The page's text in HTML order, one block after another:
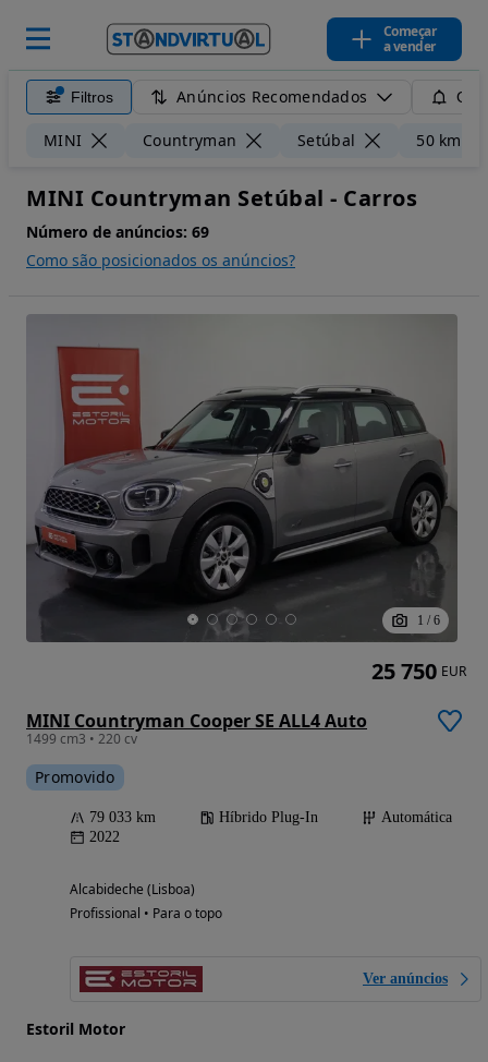
Começar
a vender
Filtros Anúncios Recomendados
MINI Countryman Setúbal 50 km
MINI Countryman Setúbal - Carros
Número de anúncios: 69
Como são posicionados os anúncios?
1 / 6
MINI Countryman Cooper SE ALL4 Auto
1499 cm3 • 220 cv
Promovido
79 033 km Híbrido Plug-In
Automática
2022
Alcabideche (Lisboa)
Profissional • Para o topo
Ver anúncios
Estoril Motor
25 750 EUR